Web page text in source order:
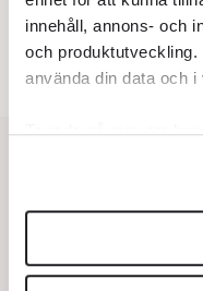
innehåll, annons- och
och
använda din data och i
Ta reda på mer om
Du kan ändra eller
helst från cookie-
Vi använder
6. Sakine Madon:
vänstern för Agnes